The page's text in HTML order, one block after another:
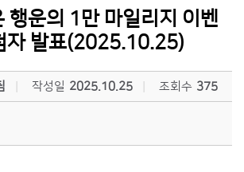
행운의 1만 마일리지 이벤
자 발표(2025.10.25)
작성일 2025.10.25 조회수 375